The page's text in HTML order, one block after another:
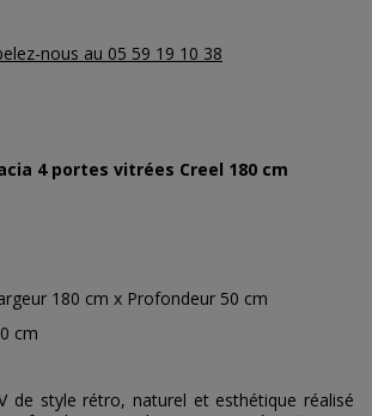
nous au 05 59 19 10 38
4 portes vitrées Creel 180 cm
180 cm x Profondeur 50 cm
cm
de style rétro, naturel et esthétique réalisé